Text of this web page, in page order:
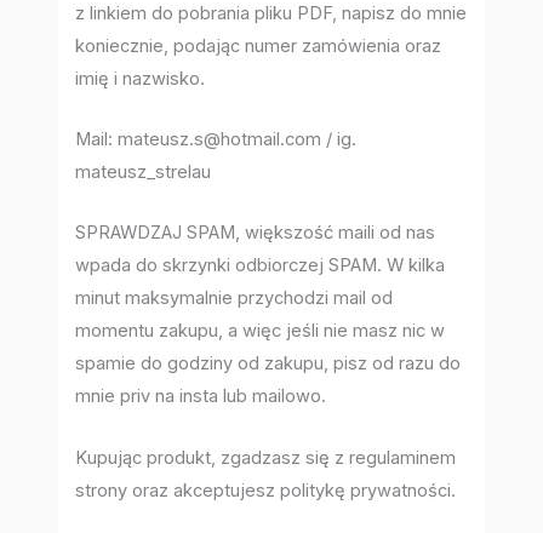
z linkiem do pobrania pliku PDF, napisz do mnie
koniecznie, podając numer zamówienia oraz
imię i nazwisko.
Mail: mateusz.s@hotmail.com / ig.
mateusz_strelau
SPRAWDZAJ SPAM, większość maili od nas
wpada do skrzynki odbiorczej SPAM. W kilka
minut maksymalnie przychodzi mail od
momentu zakupu, a więc jeśli nie masz nic w
spamie do godziny od zakupu, pisz od razu do
mnie priv na insta lub mailowo.
Kupując produkt, zgadzasz się z regulaminem
strony oraz akceptujesz politykę prywatności.